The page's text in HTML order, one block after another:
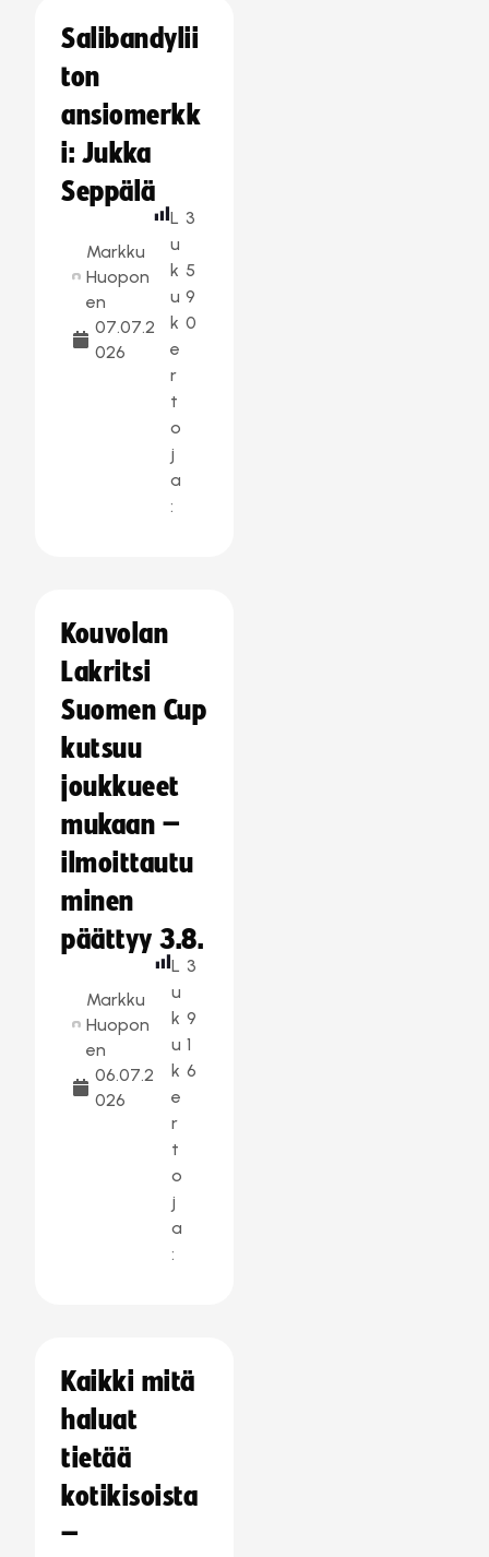
Salibandylii
ton
ansiomerkk
i: Jukka
Seppälä
Markku
Huopon
en
07.07.2
026
L
u
k
u
k
e
r
t
o
j
a
:
3
5
9
0
Kouvolan
Lakritsi
Suomen Cup
kutsuu
joukkueet
mukaan –
ilmoittautu
minen
päättyy 3.8.
Markku
Huopon
en
06.07.2
026
L
u
k
u
k
e
r
t
o
j
a
:
3
9
1
6
Kaikki mitä
haluat
tietää
kotikisoista
–